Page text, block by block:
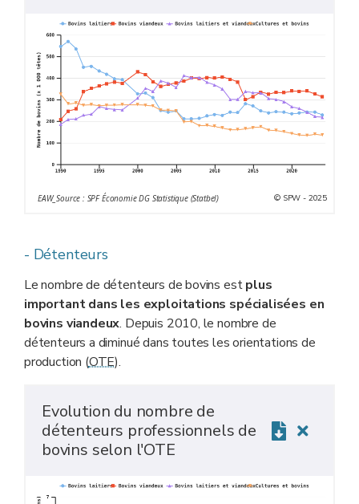
EAW_Source : SPF Économie DG Statistique (Statbel) © SPW - 2025
- Détenteurs
Le nombre de détenteurs de bovins estplus
important dans les exploitations spécialisées en
bovins viandeux. Depuis 2010, le nombre de
détenteurs a diminué dans toutes les orientations de
production (OTE).
Evolution du nombre de
détenteurs professionnels de
bovins selon l'OTE